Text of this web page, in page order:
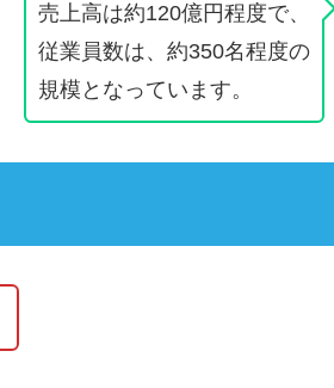
売上高は約120億円程度で、
従業員数は、約350名程度の
規模となっています。